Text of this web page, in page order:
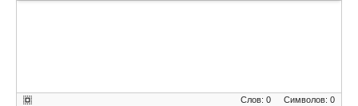
Символов: 0
Слов: 0